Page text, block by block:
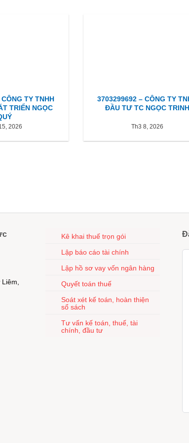
TY TNHH
TRIỂN NGỌC
2026
3703299692 – CÔNG TY
ĐẦU TƯ TC NGỌC TRINH
Th3 8, 2026
Kê khai thuế trọn gói
Lập báo cáo tài chính
Lập hồ sơ vay vốn ngân hàng
Quyết toán thuế
Soát xét kế toán, hoàn thiện
sổ sách
Tư vấn kế toán, thuế, tài
chính, đầu tư